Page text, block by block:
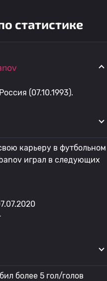
статистике
(07.10.1993).
карьеру в футбольном
играл в следующих
более 5 гол/голов